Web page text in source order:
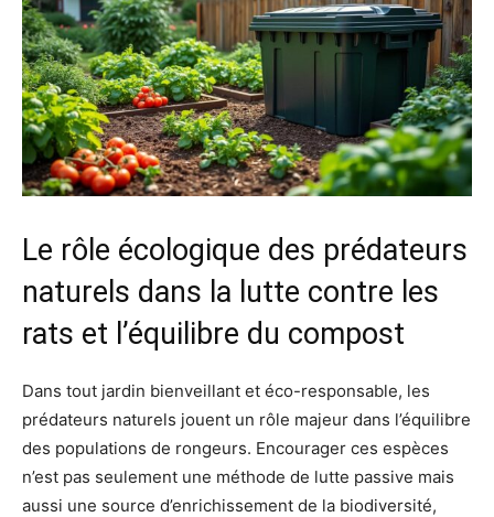
Le rôle écologique des prédateurs
naturels dans la lutte contre les
rats et l’équilibre du compost
Dans tout jardin bienveillant et éco-responsable, les
prédateurs naturels jouent un rôle majeur dans l’équilibre
des populations de rongeurs. Encourager ces espèces
n’est pas seulement une méthode de lutte passive mais
aussi une source d’enrichissement de la biodiversité,